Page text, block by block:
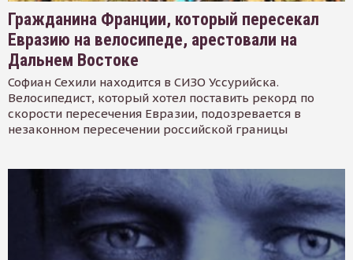
Гражданина Франции, который пересекал
Евразию на велосипеде, арестовали на
Дальнем Востоке
Софиан Сехили находится в СИЗО Уссурийска.
Велосипедист, который хотел поставить рекорд по
скорости пересечения Евразии, подозревается в
незаконном пересечении российской границы